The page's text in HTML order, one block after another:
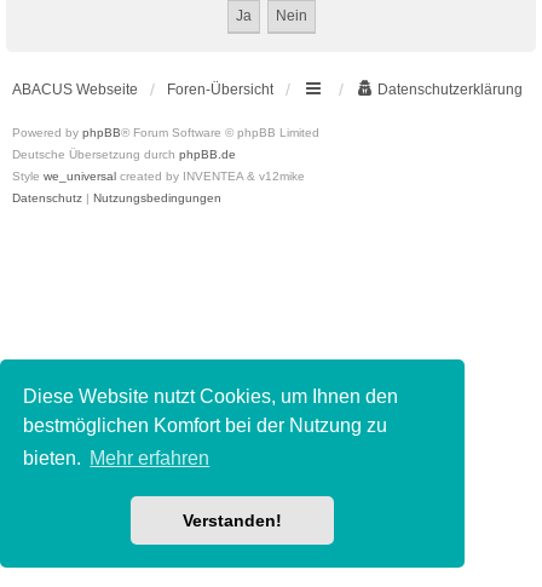
Diese Website nutzt Cookies, um Ihnen den
bestmöglichen Komfort bei der Nutzung zu
bieten. Mehr erfahren
Verstanden!
ABACUS Webseite Foren-Übersicht Datenschutzerklärung
Powered by phpBB® Forum Software © phpBB Limited
Deutsche Übersetzung durch phpBB.de
Style we_universal created by INVENTEA & v12mike
Datenschutz | Nutzungsbedingungen